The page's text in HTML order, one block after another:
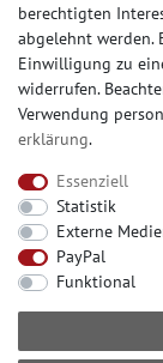
berechtigten
abgelehnt werden.
Einwilligung zu
widerrufen.
Verwendung
erklärung.
Essenziell
Statistik
Externe
PayPal
Funktional